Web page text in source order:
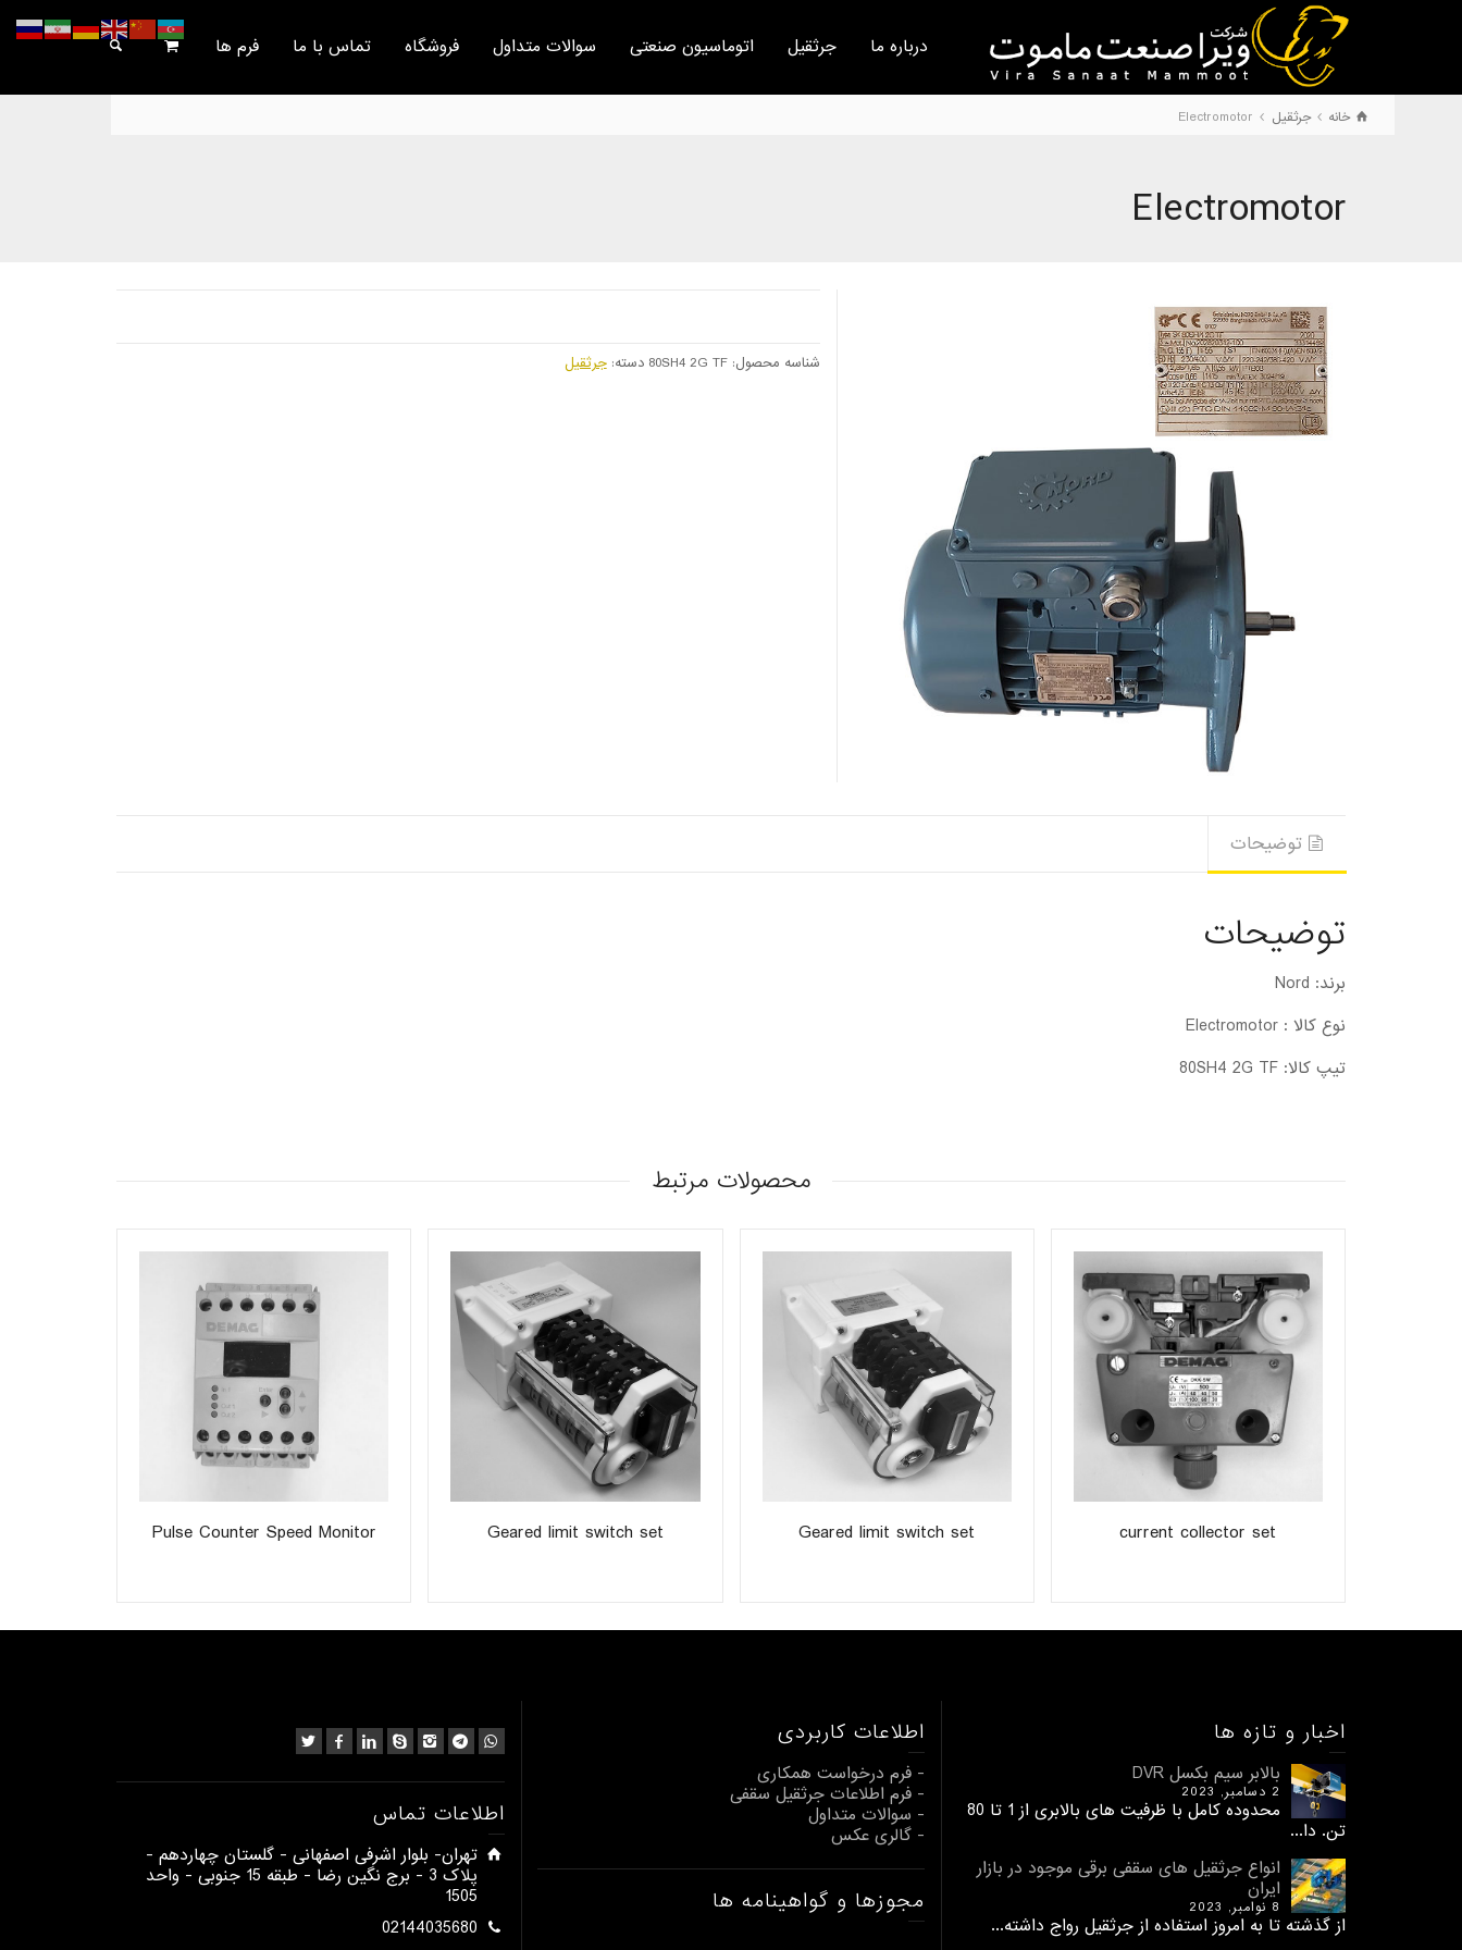
درباره ما جرثقیل اتوماسیون صنعتی سوالات متداول فروشگاه تماس با ما فرم ها
خانه جرثقیل Electromotor
Electromotor
شناسه محصول:80SH4 2G TF دسته:جرثقیل
توضیحات
توضیحات
برند: Nord
نوع کالا : Electromotor
تیپ کالا: 80SH4 2G TF
محصولات مرتبط
current collector set
Geared limit switch set
Geared limit switch set
Pulse Counter Speed Monitor
اخبار و تازه ها
بالابر سیم بکسل DVR
2 دسامبر, 2023
محدوده کامل با ظرفیت های بالابری از 1 تا 80
تن. دا...
انواع جرثقیل های سقفی برقی موجود در بازار
ایران
8 نوامبر, 2023
از گذشته تا به امروز استفاده از جرثقیل رواج داشته...
اطلاعات کاربردی
- فرم درخواست همکاری
- فرم اطلاعات جرثقیل سقفی
- سوالات متداول
- گالری عکس
مجوزها و گواهینامه ها
اطلاعات تماس
​تهران- بلوار اشرفی اصفهانی - گلستان چهاردهم -
پلاک 3 - برج نگین رضا - طبقه 15 جنوبی - واحد
1505​
02144035680